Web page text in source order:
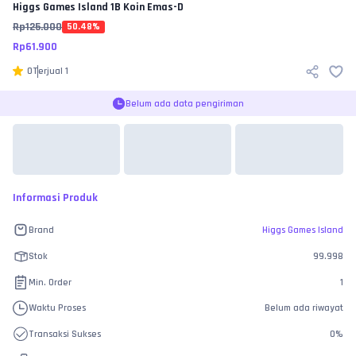
Higgs Games Island 1B Koin Emas-D
Rp125.000 50.48%
Rp61.900
0Terjual 1
Belum ada data pengiriman
Informasi Produk
Brand Higgs Games Island
Stok 99.998
Min. Order 1
Waktu Proses Belum ada riwayat
Transaksi Sukses 0%